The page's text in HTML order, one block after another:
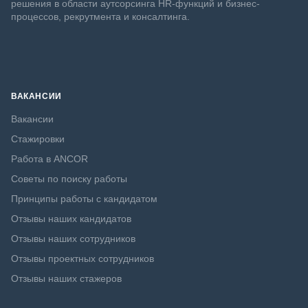
решения в области аутсорсинга HR-функций и бизнес-
процессов, рекрутмента и консалтинга.
ВАКАНСИИ
Вакансии
Стажировки
Работа в ANCOR
Советы по поиску работы
Принципы работы с кандидатом
Отзывы наших кандидатов
Отзывы наших сотрудников
Отзывы проектных сотрудников
Отзывы наших стажеров